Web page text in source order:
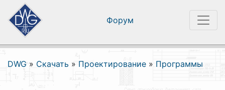
Форум
DWG » Скачать » Проектирование » Программы